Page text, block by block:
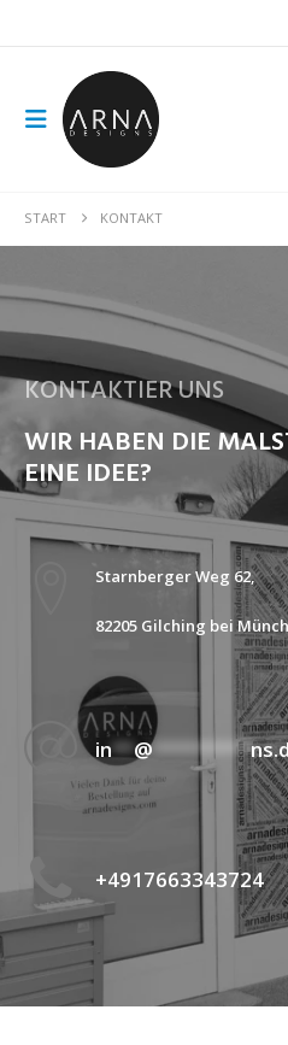
START KONTAKT
KONTAKTIER UNS
WIR HABEN DIE
EINE IDEE?
Starnberger Weg 62,
82205 Gilching bei
in**@*********
+4917663343724